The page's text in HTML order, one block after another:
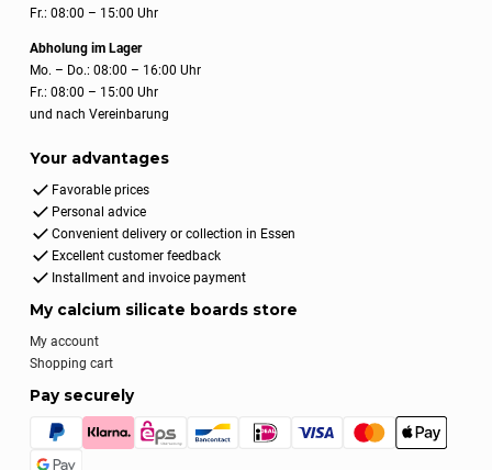
Fr.: 08:00 – 15:00 Uhr
Abholung im Lager
Mo. – Do.: 08:00 – 16:00 Uhr
Fr.: 08:00 – 15:00 Uhr
und nach Vereinbarung
Your advantages
Favorable prices
Personal advice
Convenient delivery or collection in Essen
Excellent customer feedback
Installment and invoice payment
My calcium silicate boards store
My account
Shopping cart
Pay securely